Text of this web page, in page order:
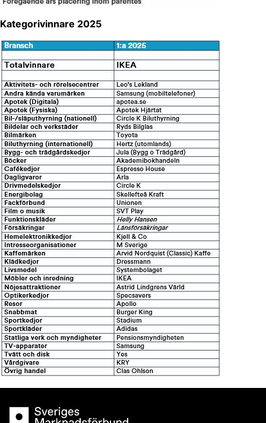
Kategorivinnare 2025
Sveriges Marknadsförbund